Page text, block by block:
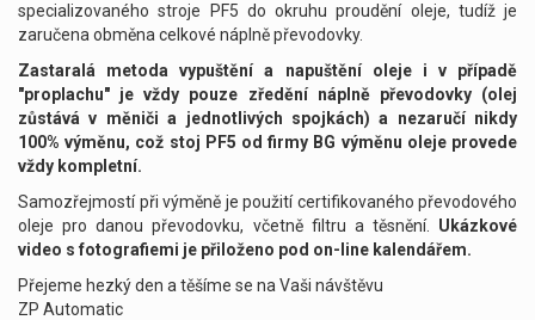
specializovaného stroje PF5 do okruhu proudění oleje, tudíž je
zaručena obměna celkové náplně převodovky.
Zastaralá metoda vypuštění a napuštění oleje i v případě
"proplachu" je vždy pouze zředění náplně převodovky (olej
zůstává v měniči a jednotlivých spojkách) a nezaručí nikdy
100% výměnu, což stoj PF5 od firmy BG výměnu oleje provede
vždy kompletní.
Samozřejmostí při výměně je použití certifikovaného převodového
oleje pro danou převodovku, včetně filtru a těsnění.
Ukázkové
video s fotografiemi je přiloženo pod on-line kalendářem.
Přejeme hezký den a těšíme se na Vaši návštěvu
ZP Automatic